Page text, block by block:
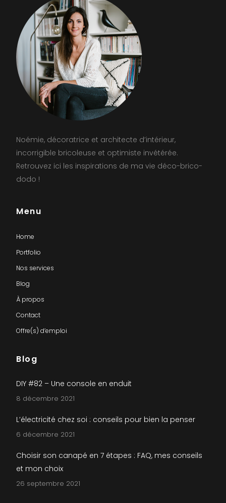
Noémie, décoratrice et architecte d’intérieur,
incorrigible bricoleuse et optimiste invétérée.
Retrouvez ici les inspirations de ma vie déco-brico-
dodo !
Menu
Home
Portfolio
Nos services
Blog
À propos
Contact
Offre(s) d’emploi
Blog
DIY #82 – Une console en enduit
8 décembre 2021
L’électricité chez soi : conseils pour bien la penser
6 décembre 2021
Choisir son canapé en 7 étapes : FAQ, mes conseils
et mon choix
26 septembre 2021